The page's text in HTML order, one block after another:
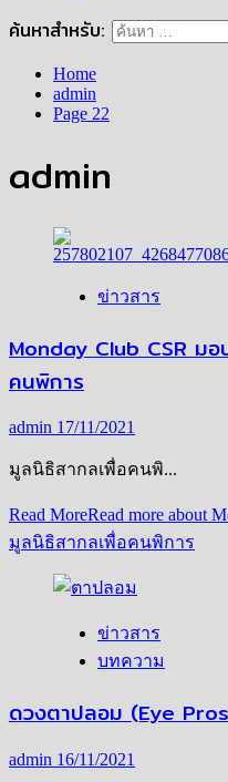
ค้นหาสำหรับ:
Home
admin
Page 22
admin
ข่าวสาร
Monday Club CSR ม
คนพิการ
admin 17/11/2021
มูลนิธิสากลเพื่อคนพิ...
Read MoreRead more about
มูลนิธิสากลเพื่อคนพิการ
ข่าวสาร
บทความ
ดวงตาปลอม (Eye
admin 16/11/2021